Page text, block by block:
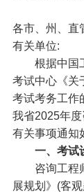
各市、州、直
有关单位:
根据中国工
考试中心《关
考试考务工作
我省2025年
有关事项通知
一、考试
咨询工程师
展规划》(客